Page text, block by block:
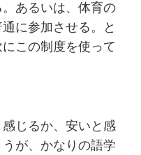
あるいは、体育の
に参加させる。と
この制度を使って
じるか、安いと感
が、かなりの語学